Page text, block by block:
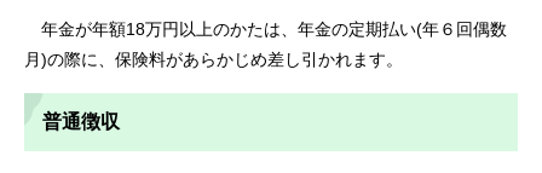
年金が年額18万円以上のかたは、年金の定期払い(年６回偶数
月)の際に、保険料があらかじめ差し引かれます。
普通徴収